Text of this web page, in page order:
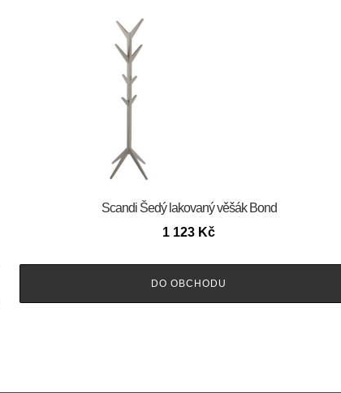
Scandi Šedý lakovaný věšák Bond
1 123 Kč
DO OBCHODU